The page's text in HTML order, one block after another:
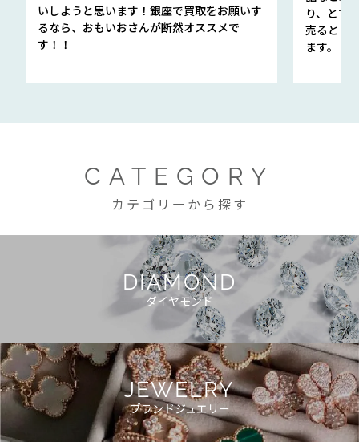
いしようと思います！銀座で買取をお願いす
るなら、おもいおさんが断然オススメで
す！！
り、とて
売るとき
ます。
CATEGORY
カテゴリーから探す
DIAMOND
ダイヤモンド
JEWELRY
ブランドジュエリー